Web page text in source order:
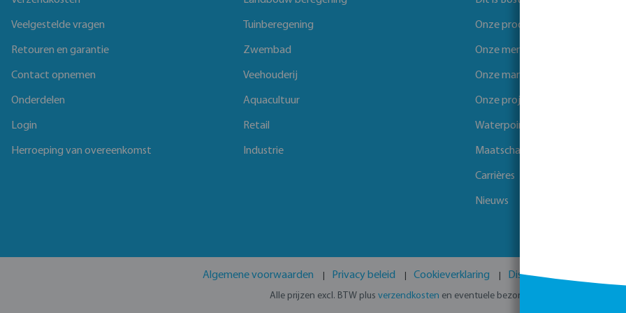
Veelgestelde vragen
Retouren en garantie
Contact opnemen
Onderdelen
Login
Herroeping van overeenkomst
Tuinberegening
Zwembad
Veehouderij
Aquacultuur
Retail
Industrie
Onze producten
Onze merken
Onze markten
Onze projecten
Waterpoints
Maatschappelijk verantwoord
Carrières
Nieuws
Algemene voorwaarden Privacy beleid Cookieverklaring Disclaimer
Alle prijzen excl. BTW plus verzendkosten en eventuele bezorgkosten, indien niet